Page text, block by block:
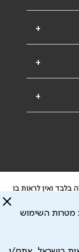
+
+
+
ואין לראות בו
באתר זה ולכל נזק
וכי חלק ממנו עשוי
מטרות השימוש